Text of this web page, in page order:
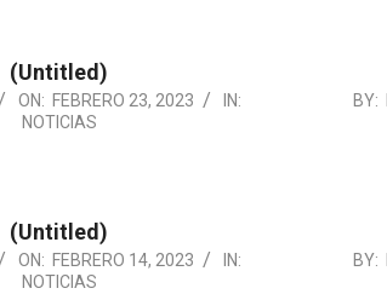
(Untitled)
ON: FEBRERO 23, 2023
IN:
NOTICIAS
2023-
BY:
(Untitled)
ON: FEBRERO 14, 2023
IN:
NOTICIAS
2023-
BY: